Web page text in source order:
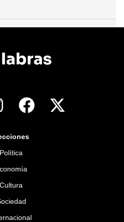
Política
Cultura